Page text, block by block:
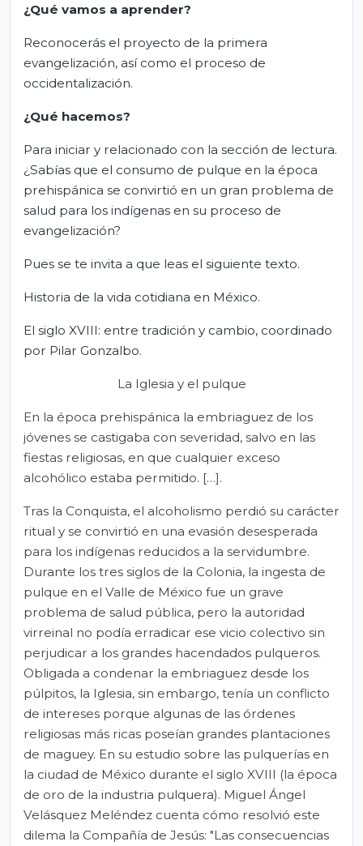
¿Qué vamos a aprender?
Reconocerás el proyecto de la primera
evangelización, así como el proceso de
occidentalización.
¿Qué hacemos?
Para iniciar y relacionado con la sección de lectura.
¿Sabías que el consumo de pulque en la época
prehispánica se convirtió en un gran problema de
salud para los indígenas en su proceso de
evangelización?
Pues se te invita a que leas el siguiente texto.
Historia de la vida cotidiana en México.
El siglo XVIII: entre tradición y cambio, coordinado
por Pilar Gonzalbo.
La Iglesia y el pulque
En la época prehispánica la embriaguez de los
jóvenes se castigaba con severidad, salvo en las
fiestas religiosas, en que cualquier exceso
alcohólico estaba permitido. […].
Tras la Conquista, el alcoholismo perdió su carácter
ritual y se convirtió en una evasión desesperada
para los indígenas reducidos a la servidumbre.
Durante los tres siglos de la Colonia, la ingesta de
pulque en el Valle de México fue un grave
problema de salud pública, pero la autoridad
virreinal no podía erradicar ese vicio colectivo sin
perjudicar a los grandes hacendados pulqueros.
Obligada a condenar la embriaguez desde los
púlpitos, la Iglesia, sin embargo, tenía un conflicto
de intereses porque algunas de las órdenes
religiosas más ricas poseían grandes plantaciones
de maguey. En su estudio sobre las pulquerías en
la ciudad de México durante el siglo XVIII (la época
de oro de la industria pulquera). Miguel Ángel
Velásquez Meléndez cuenta cómo resolvió este
dilema la Compañía de Jesús: "Las consecuencias